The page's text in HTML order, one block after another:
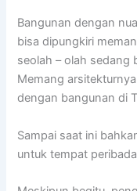
Bangunan dengan
bisa dipungkiri
seolah – olah sedang
Memang
dengan bangunan di
Sampai saat ini
untuk tempat